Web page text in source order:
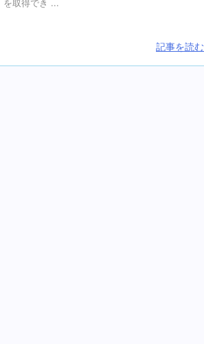
を取得でき ...
記事を読む